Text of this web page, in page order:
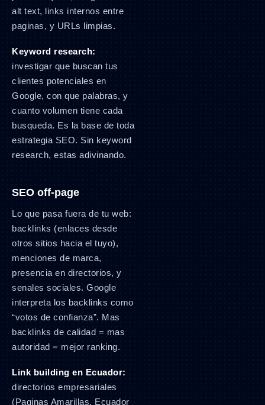
alt text, links internos entre
paginas, y URLs limpias.
Keyword research:
investigar que buscan tus
clientes potenciales en
Google, con que palabras, y
cuanto volumen tiene cada
busqueda. Es la base de toda
estrategia SEO. Sin keyword
research, estas adivinando.
SEO off-page
Lo que pasa fuera de tu web:
backlinks (enlaces desde
otros sitios hacia el tuyo),
menciones de marca,
presencia en directorios, y
senales sociales. Google
interpreta los backlinks como
“votos de confianza”. Mas
backlinks de calidad = mas
autoridad = mejor ranking.
Link building en Ecuador:
directorios empresariales
(Paginas Amarillas, Ecuador